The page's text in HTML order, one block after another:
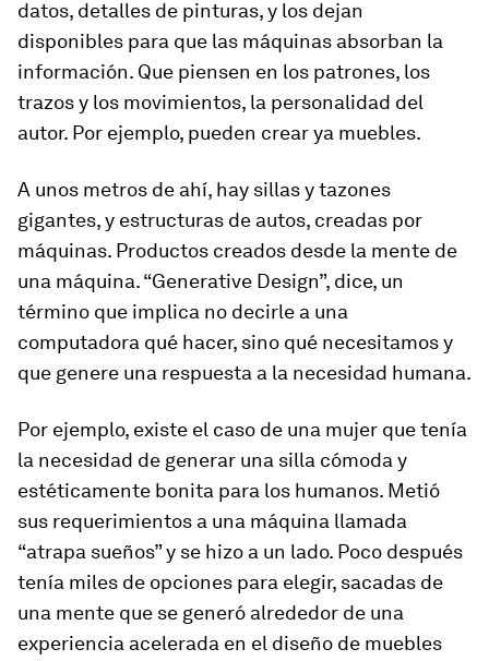
datos, detalles de pinturas, y los dejan
disponibles para que las máquinas absorban la
información. Que piensen en los patrones, los
trazos y los movimientos, la personalidad del
autor. Por ejemplo, pueden crear ya muebles.
A unos metros de ahí, hay sillas y tazones
gigantes, y estructuras de autos, creadas por
máquinas. Productos creados desde la mente de
una máquina. “Generative Design”, dice, un
término que implica no decirle a una
computadora qué hacer, sino qué necesitamos y
que genere una respuesta a la necesidad humana.
Por ejemplo, existe el caso de una mujer que tenía
la necesidad de generar una silla cómoda y
estéticamente bonita para los humanos. Metió
sus requerimientos a una máquina llamada
“atrapa sueños” y se hizo a un lado. Poco después
tenía miles de opciones para elegir, sacadas de
una mente que se generó alrededor de una
experiencia acelerada en el diseño de muebles